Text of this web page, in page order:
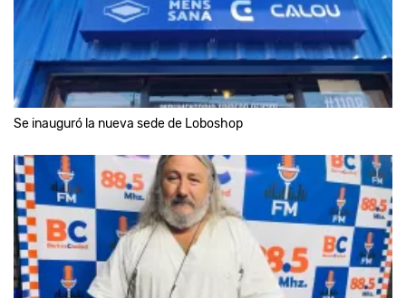
Se inauguró la nueva sede de Loboshop